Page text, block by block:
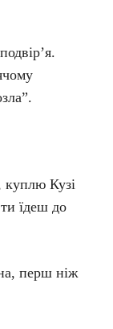
куплю Кузі
їдеш до
перш ніж